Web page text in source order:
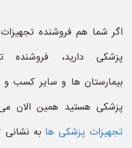
اگر شما هم فروشنده
پزشکی دارید، فروشنده
بیمارستان ها و سایر کسب و
پزشکی هستید همین الان
تجهیزات پزشکی ها به نشانی